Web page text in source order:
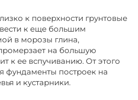
к поверхности грунтовые
к еще большим
в морозы глина,
на большую
к ее вспучиванию. От этого
фундаменты построек на
и кустарники.